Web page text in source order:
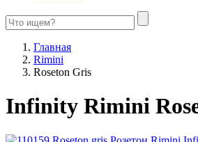
Главная
Rimini
Roseton Gris
Infinity Rimini